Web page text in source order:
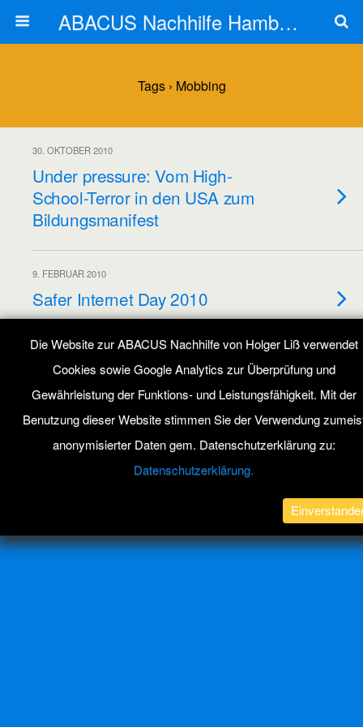
ABACUS Nachhilfe Hamburg
Tags › Mobbing
30. OKTOBER 2010
Under pressure: Vom High-
School-Terror in den USA zum
Bildungsmanifest
9. FEBRUAR 2010
Safer Internet Day 2010
Zum Seitenanfang
Mobil Desktop
Die Website zur ABACUS Nachhilfe von Holger Liß verwendet
Cookies sowie Google Analytics zur Überprüfung und
Gewährleistung der Funktions- und Leistungsfähigkeit. Mit der
Benutzung dieser Website stimmen Sie der Verwendung
anonymisierter Daten gem. Datenschutzerklärung zu:
Datenschutzerklärung.